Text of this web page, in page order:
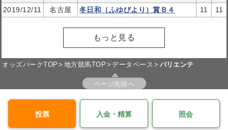
2019/12/11 名古屋 冬日和（ふゆびより）賞Ｂ４ 11 11
もっと見る
オッズパークTOP 地方競馬TOP データベース バリエンテ
ページ先頭へ
投票 入金・精算 照会